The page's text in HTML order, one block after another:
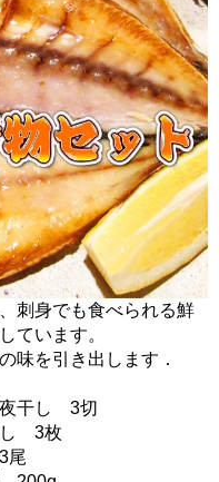
刺身でも食べられる鮮
ています。
味を引き出します．
夜干し 3切
3枚